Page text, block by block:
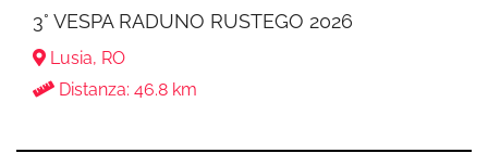
3° VESPA RADUNO RUSTEGO 2026
Lusia, RO
Distanza: 46.8 km